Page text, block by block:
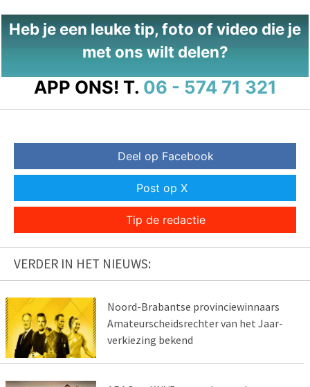
Heb je een leuke tip, foto of video die je
met ons wilt delen?
APP ONS! T. 06 - 574 71 321
Deel op Facebook
Post op X
Tip de redactie
VERDER IN HET NIEUWS:
Noord-Brabantse provinciewinnaars
Amateurscheidsrechter van het Jaar-
verkiezing bekend